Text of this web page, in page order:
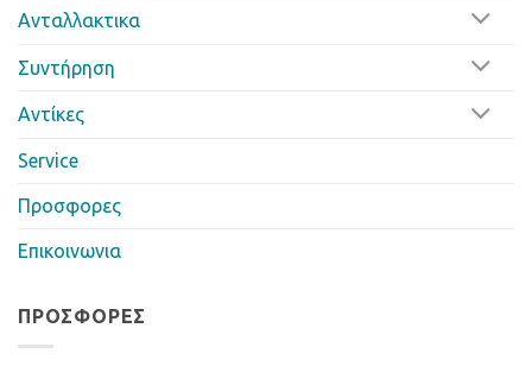
Ανταλλακτικα
Συντήρηση
Αντίκες
Service
Προσφορες
Επικοινωνια
ΠΡΟΣΦΟΡΈΣ